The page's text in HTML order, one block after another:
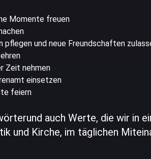
Momente freuen
pflegen und neue Freundschaften
Zeit nehmen
einsetzen
feiern
auch Werte, die wir in
und Kirche, im täglichen